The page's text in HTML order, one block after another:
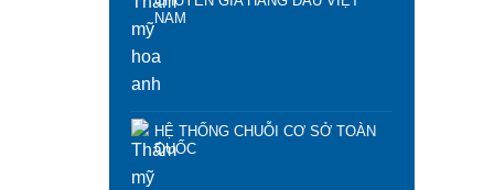
NAM
HỆ THỐNG CHUỖI CƠ SỞ TOÀN
QUỐC